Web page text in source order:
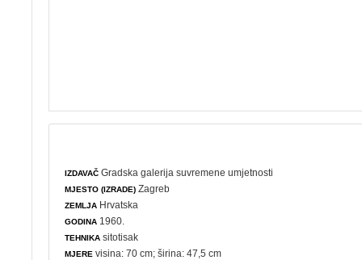
IZDAVAČ Gradska galerija suvremene umjetnosti
MJESTO (IZRADE) Zagreb
ZEMLJA Hrvatska
GODINA 1960.
TEHNIKA sitotisak
MJERE visina: 70 cm; širina: 47,5 cm